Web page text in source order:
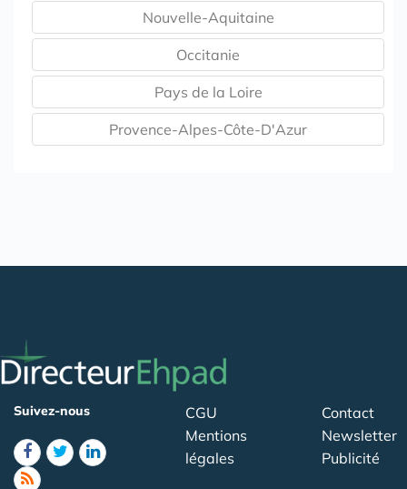
Nouvelle-Aquitaine
Occitanie
Pays de la Loire
Provence-Alpes-Côte-D'Azur
Suivez-nous
CGU
Mentions
légales
Contact
Newsletter
Publicité